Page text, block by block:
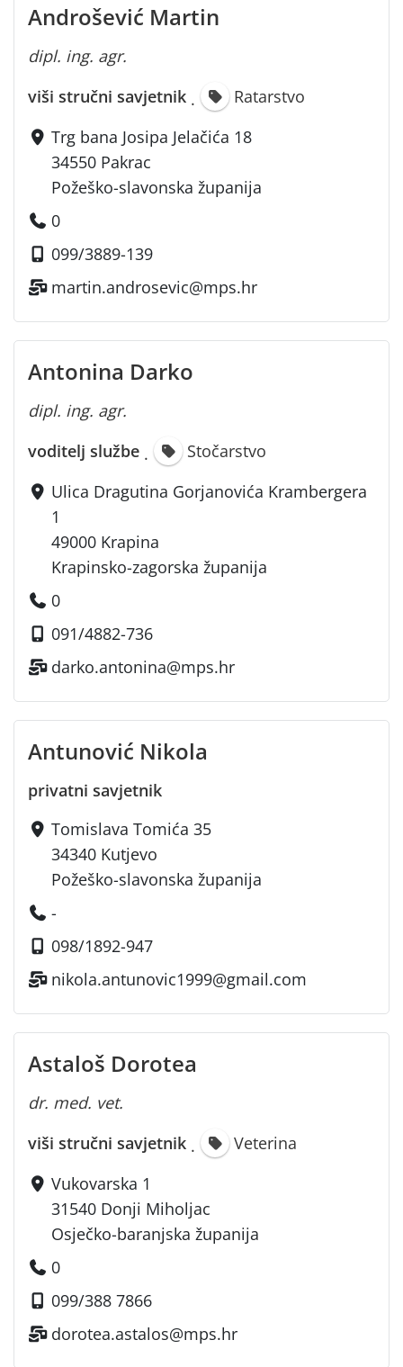
Androšević Martin
dipl. ing. agr.
viši stručni savjetnik ·
Ratarstvo
Trg bana Josipa Jelačića 18
34550 Pakrac
Požeško-slavonska županija
0
099/3889-139
martin.androsevic@mps.hr
Antonina Darko
dipl. ing. agr.
voditelj službe ·
Stočarstvo
Ulica Dragutina Gorjanovića Krambergera
1
49000 Krapina
Krapinsko-zagorska županija
0
091/4882-736
darko.antonina@mps.hr
Antunović Nikola
privatni savjetnik
Tomislava Tomića 35
34340 Kutjevo
Požeško-slavonska županija
-
098/1892-947
nikola.antunovic1999@gmail.com
Astaloš Dorotea
dr. med. vet.
viši stručni savjetnik ·
Veterina
Vukovarska 1
31540 Donji Miholjac
Osječko-baranjska županija
0
099/388 7866
dorotea.astalos@mps.hr